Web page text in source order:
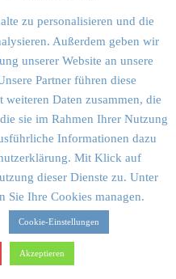
hindurch müssen, in Richtung
Die Gletscherlagune
und eine Durchmesser von ca.
rund 250 Meter der tiefste See
ist wie erwähnt diese Brücke,
breiten Kanal ins offene Meer
zu personalisieren und die
Außerdem geben wir
unserer Website an unsere
Partner führen diese
Daten zusammen, die
sie im Rahmen Ihrer Nutzung
Informationen dazu
Mit Klick auf
dieser Dienste zu. Unter
Sie Ihre Cookies managen.
Cookie-Einstellungen
Akzeptieren